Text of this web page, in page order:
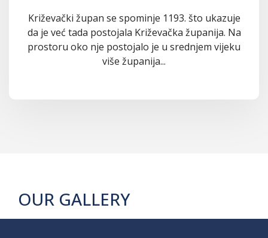
Križevački župan se spominje 1193. što ukazuje
da je već tada postojala Križevačka županija. Na
prostoru oko nje postojalo je u srednjem vijeku
više županija...
OUR GALLERY